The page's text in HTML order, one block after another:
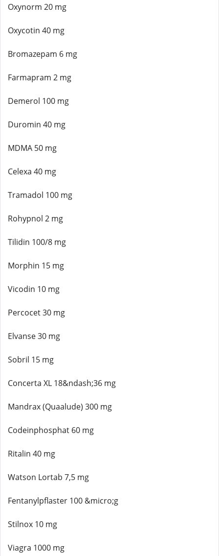
Oxynorm 20 mg
Oxycotin 40 mg
Bromazepam 6 mg
Farmapram 2 mg
Demerol 100 mg
Duromin 40 mg
MDMA 50 mg
Celexa 40 mg
Tramadol 100 mg
Rohypnol 2 mg
Tilidin 100/8 mg
Morphin 15 mg
Vicodin 10 mg
Percocet 30 mg
Elvanse 30 mg
Sobril 15 mg
Concerta XL 18&ndash;36 mg
Mandrax (Quaalude) 300 mg
Codeinphosphat 60 mg
Ritalin 40 mg
Watson Lortab 7,5 mg
Fentanylpflaster 100 &micro;g
Stilnox 10 mg
Viagra 1000 mg